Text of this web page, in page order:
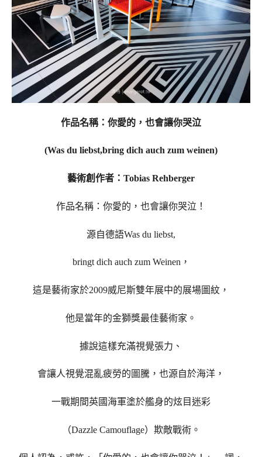
作品名稱：你愛的，也會讓你哭泣
(Was du liebst,bring dich auch zum weinen)
藝術創作者：Tobias Rehberger
作品名稱：你愛的，也會讓你哭泣！
源自德語Was du liebst,
bringt dich auch zum Weinen，
這是藝術家於2009威尼斯雙年展中的展場圖紋，
他是當年的金獅獎最佳藝術家。
據說這樣充滿視覺張力、
會讓人視覺混亂疲勞的圖騰，也源自於海洋，
一戰期間英國海軍塗於艦身的炫目迷彩
（Dazzle Camouflage）欺敵戰術。